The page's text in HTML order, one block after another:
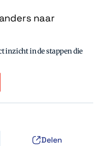
naar
inzicht in de stappen die
Delen